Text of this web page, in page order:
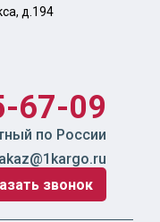
д.194
67-09
по России
звонок